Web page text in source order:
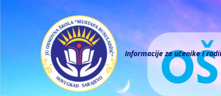
Informacije za učenike i